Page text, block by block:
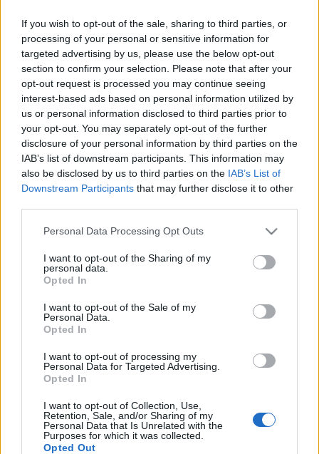
If you wish to opt-out of the sale, sharing to third parties, or
processing of your personal or sensitive information for
targeted advertising by us, please use the below opt-out
section to confirm your selection. Please note that after your
opt-out request is processed you may continue seeing
interest-based ads based on personal information utilized by
us or personal information disclosed to third parties prior to
your opt-out. You may separately opt-out of the further
disclosure of your personal information by third parties on the
IAB’s list of downstream participants. This information may
also be disclosed by us to third parties on the IAB’s List of
Downstream Participants that may further disclose it to other
Please note that this website/app uses one or more Google
not limited to your visit or usage behaviour. You may click to
grant or deny consent to Google and its third-party tags to
use your data for below specified purposes in below Google
consent section.
Personal Data Processing Opt Outs
I want to opt-out of the Sharing of my
personal data.
Opted In
I want to opt-out of the Sale of my
Personal Data.
Opted In
I want to opt-out of processing my
Personal Data for Targeted Advertising.
Opted In
I want to opt-out of Collection, Use,
Retention, Sale, and/or Sharing of my
Personal Data that Is Unrelated with the
Purposes for which it was collected.
Opted Out
• 2014. október 15.
A divatos szemüvegek legújabb globális trendjei
lesznek láthatók Ázsia legelőkelőbb iparági
platformján, a HKTDC Hong Kong Optikai Vásáron, ...
116. Kantoni Vásár
aáb•2014. október 15.
A vásár három szakaszának időpontjai az alábbiak:
Második szakasz:október 23-27.
Harmadik ...
A 115. Kantoni vásár menetrendje
A 2014 tavaszi, 115. Kantoni Vásár három
Első szakasz:április 15-19.
Második szakasz:április 23-27.